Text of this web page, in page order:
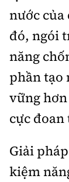
nước
đó, ngói
năng
phần tạo
vững
cực đoan
Giải
kiệm